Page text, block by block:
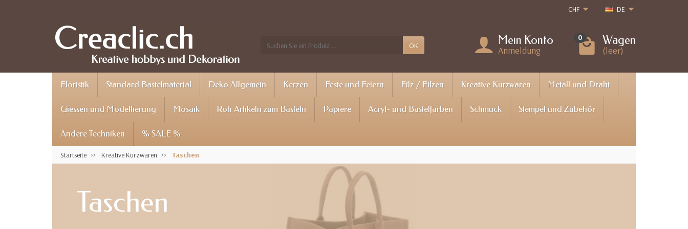
CHF DE
OK Mein Konto
Anmeldung
0 Wagen
(leer)
Floristik Standard Bastelmaterial Deko Allgemein Kerzen Feste und Feiern Filz / Filzen Kreative Kurzwaren Metall und Draht
Giessen und Modellierung Mosaik Roh Artikeln zum Basteln Papiere Acryl- und Bastelfarben Schmuck Stempel und Zubehör
Andere Techniken % SALE %
Startseite Kreative Kurzwaren Taschen
Taschen